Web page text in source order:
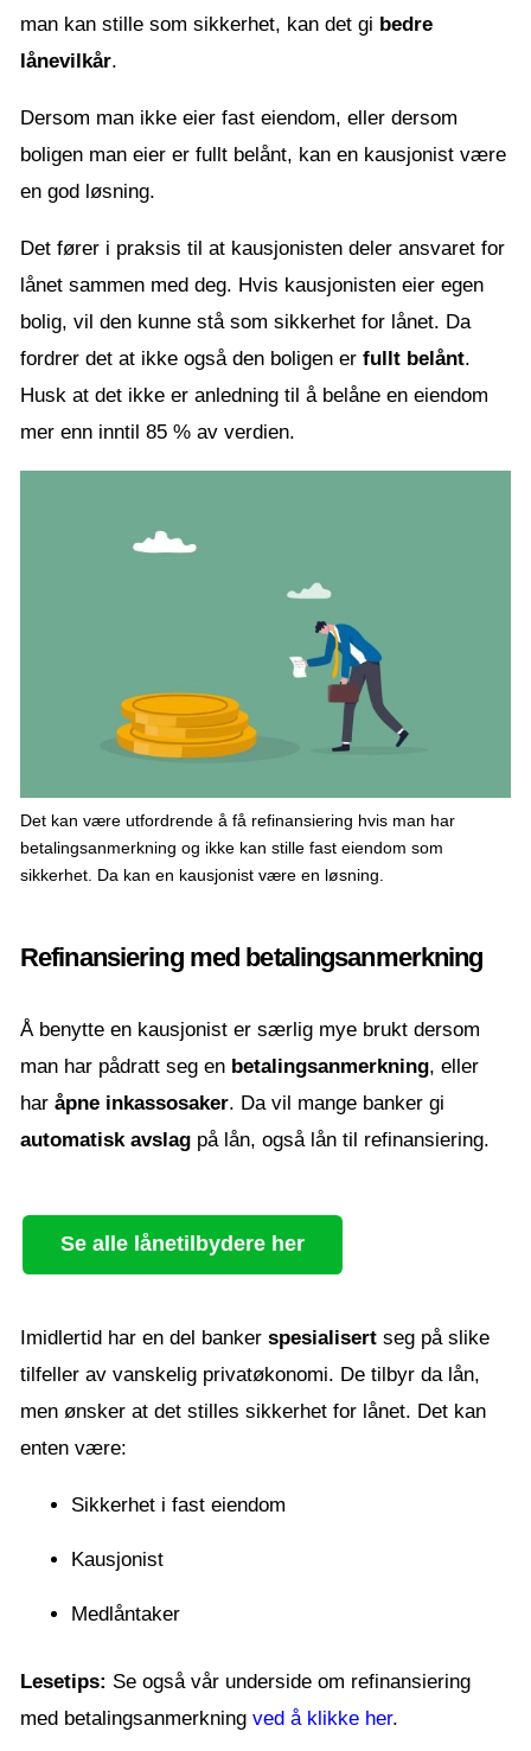
man kan stille som sikkerhet, kan det gi bedre
lånevilkår.
Dersom man ikke eier fast eiendom, eller dersom
boligen man eier er fullt belånt, kan en kausjonist være
en god løsning.
Det fører i praksis til at kausjonisten deler ansvaret for
lånet sammen med deg. Hvis kausjonisten eier egen
bolig, vil den kunne stå som sikkerhet for lånet. Da
fordrer det at ikke også den boligen er fullt belånt.
Husk at det ikke er anledning til å belåne en eiendom
mer enn inntil 85 % av verdien.
Det kan være utfordrende å få refinansiering hvis man har
betalingsanmerkning og ikke kan stille fast eiendom som
sikkerhet. Da kan en kausjonist være en løsning.
Refinansiering med betalingsanmerkning
Å benytte en kausjonist er særlig mye brukt dersom
man har pådratt seg en betalingsanmerkning, eller
har åpne inkassosaker. Da vil mange banker gi
automatisk avslag på lån, også lån til refinansiering.
Se alle lånetilbydere her
Imidlertid har en del banker spesialisert seg på slike
tilfeller av vanskelig privatøkonomi. De tilbyr da lån,
men ønsker at det stilles sikkerhet for lånet. Det kan
enten være:
Sikkerhet i fast eiendom
Kausjonist
Medlåntaker
Lesetips: Se også vår underside om refinansiering
med betalingsanmerkning ved å klikke her.